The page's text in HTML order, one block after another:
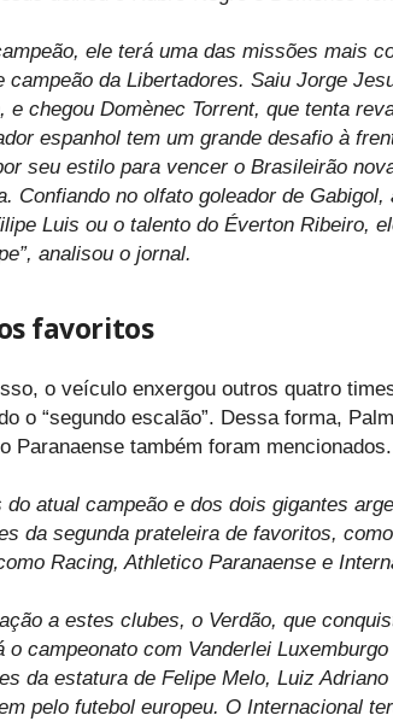
ele terá uma das missões mais
campeão da Libertadores. Saiu Jorge
e chegou Domènec Torrent, que tenta
espanhol tem um grande desafio à
seu estilo para vencer o Brasileirão
Confiando no olfato goleador de
Luis ou o talento do Éverton Ribeiro,
analisou o jornal.
favoritos
o veículo enxergou outros quatro
o “segundo escalão”. Dessa forma,
Paranaense também foram mencionados.
do atual campeão e dos dois gigantes
da segunda prateleira de favoritos,
Racing, Athletico Paranaense e
a estes clubes, o Verdão, que
o campeonato com Vanderlei
da estatura de Felipe Melo, Luiz
pelo futebol europeu. O Internacional